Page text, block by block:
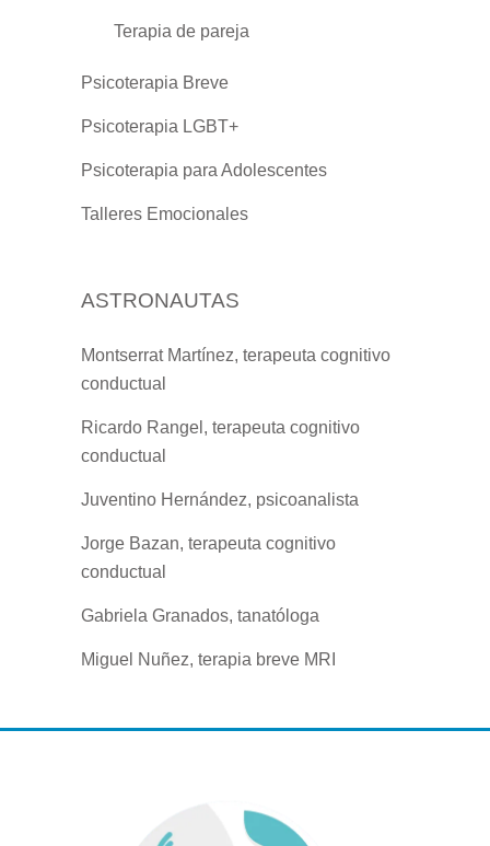
Terapia de pareja
Psicoterapia Breve
Psicoterapia LGBT+
Psicoterapia para Adolescentes
Talleres Emocionales
ASTRONAUTAS
Montserrat Martínez, terapeuta cognitivo
conductual
Ricardo Rangel, terapeuta cognitivo
conductual
Juventino Hernández, psicoanalista
Jorge Bazan, terapeuta cognitivo
conductual
Gabriela Granados, tanatóloga
Miguel Nuñez, terapia breve MRI